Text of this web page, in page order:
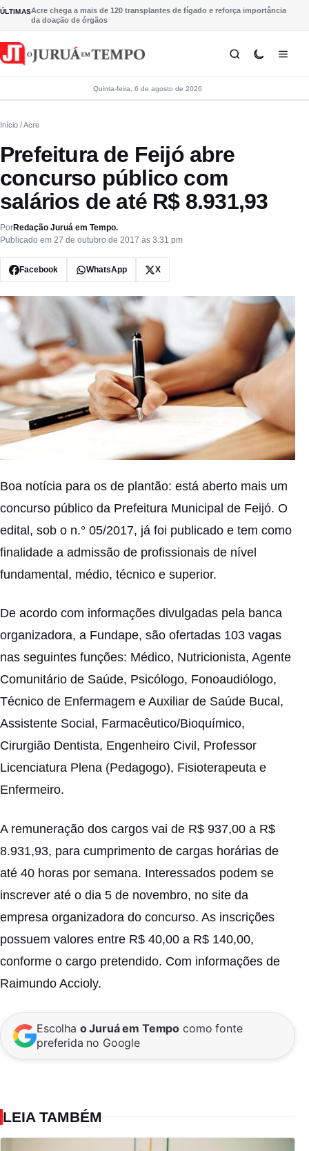
Pular para o conteúdo
ÚLTIMASAcre chega a mais de 120 transplantes de fígado e reforça importância
da doação de órgãos
Quinta-feira, 6 de agosto de 2026
Início / Acre
Prefeitura de Feijó abre
concurso público com
salários de até R$ 8.931,93
PorRedação Juruá em Tempo.
Publicado em 27 de outubro de 2017 às 3:31 pm
Facebook WhatsApp X
Boa notícia para os de plantão: está aberto mais um
concurso público da Prefeitura Municipal de Feijó. O
edital, sob o n.° 05/2017, já foi publicado e tem como
finalidade a admissão de profissionais de nível
fundamental, médio, técnico e superior.
De acordo com informações divulgadas pela banca
organizadora, a Fundape, são ofertadas 103 vagas
nas seguintes funções: Médico, Nutricionista, Agente
Comunitário de Saúde, Psicólogo, Fonoaudiólogo,
Técnico de Enfermagem e Auxiliar de Saúde Bucal,
Assistente Social, Farmacêutico/Bioquímico,
Cirurgião Dentista, Engenheiro Civil, Professor
Licenciatura Plena (Pedagogo), Fisioterapeuta e
Enfermeiro.
A remuneração dos cargos vai de R$ 937,00 a R$
8.931,93, para cumprimento de cargas horárias de
até 40 horas por semana. Interessados podem se
inscrever até o dia 5 de novembro, no site da
empresa organizadora do concurso. As inscrições
possuem valores entre R$ 40,00 a R$ 140,00,
conforme o cargo pretendido. Com informações de
Raimundo Accioly.
Escolha o Juruá em Tempo como fonte
preferida no Google
LEIA TAMBÉM